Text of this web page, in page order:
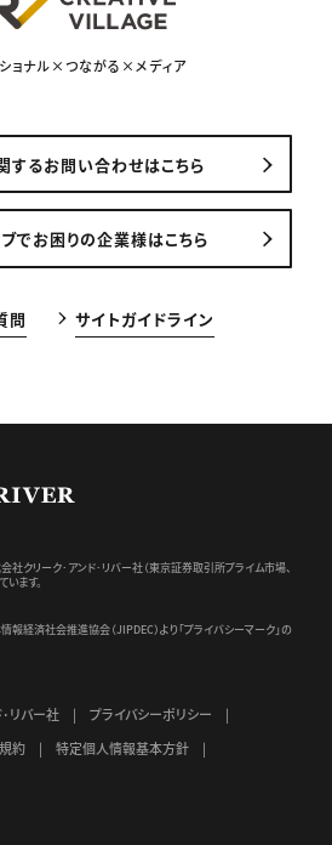
ョナル×つながる×メディア
するお問い合わせはこちら
ブでお困りの企業様はこちら
問 サイトガイドライン
社クリーク･アンド･リバー社（東京証券取引所プライム市場、
ます。
報経済社会推進協会（JIPDEC）より 「プライバシーマーク」の
リバー社
プライバシーポリシー
約
特定個人情報基本方針